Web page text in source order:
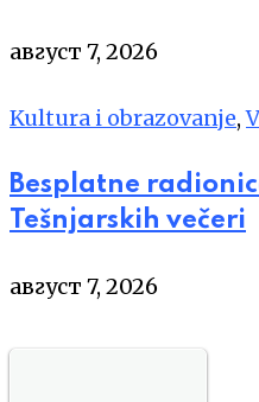
август 7, 2026
Kultura i obrazovanje,
Besplatne
Tešnjarskih večeri
август 7, 2026